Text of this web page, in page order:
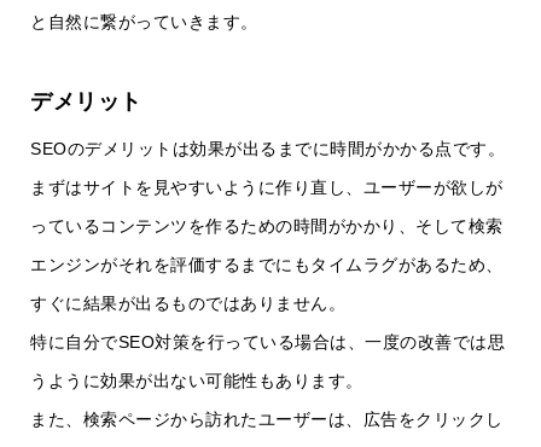
と自然に繋がっていきます。
デメリット
SEOのデメリットは効果が出るまでに時間がかかる点です。
まずはサイトを見やすいように作り直し、ユーザーが欲しが
っているコンテンツを作るための時間がかかり、そして検索
エンジンがそれを評価するまでにもタイムラグがあるため、
すぐに結果が出るものではありません。
特に自分でSEO対策を行っている場合は、一度の改善では思
うように効果が出ない可能性もあります。
また、検索ページから訪れたユーザーは、広告をクリックし